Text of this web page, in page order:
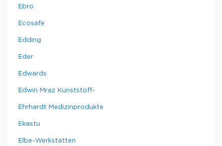
Ebro
Ecosafe
Edding
Eder
Edwards
Edwin Mraz Kunststoff-
Ehrhardt Medizinprodukte
Ekastu
Elbe-Werkstatten